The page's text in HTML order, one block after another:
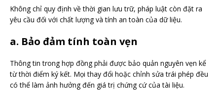
Không chỉ quy định về thời gian lưu trữ, pháp luật còn đặt ra
yêu cầu đối với chất lượng và tính an toàn của dữ liệu.
a. Bảo đảm tính toàn vẹn
Thông tin trong hợp đồng phải được bảo quản nguyên vẹn kể
từ thời điểm ký kết. Mọi thay đổi hoặc chỉnh sửa trái phép đều
có thể làm ảnh hưởng đến giá trị chứng cứ của tài liệu.